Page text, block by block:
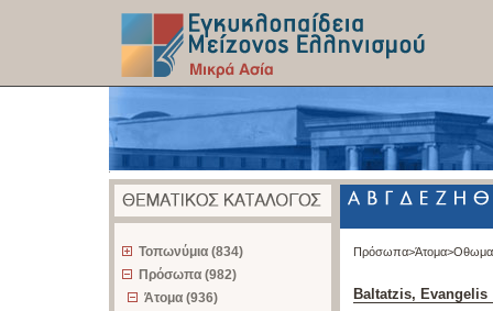
Τοπωνύμια (834)
Πρόσωπα (982)
Άτομα (936)
Πρόσωπα>Άτομα>
Baltatzis, Evangelis